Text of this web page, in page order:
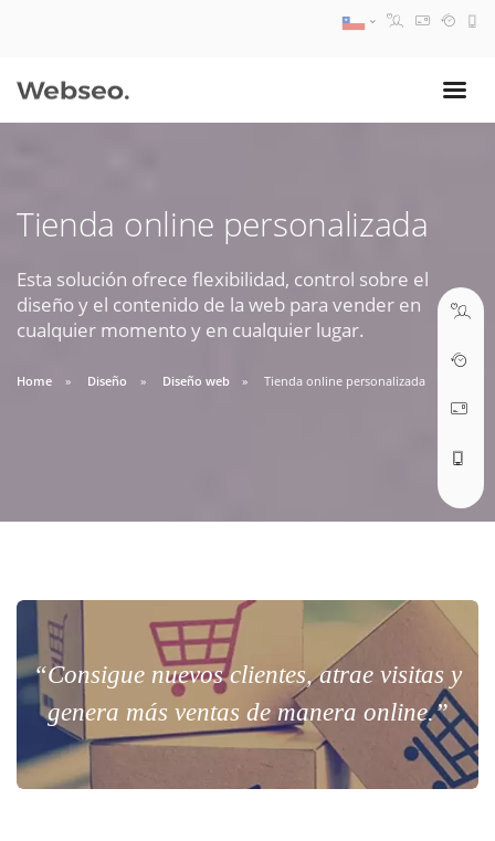
Tienda online personalizada
Esta solución ofrece flexibilidad, control sobre el
diseño y el contenido de la web para vender en
cualquier momento y en cualquier lugar.
Home Diseño Diseño web Tienda online personalizada
“Consigue nuevos clientes, atrae visitas y
genera más ventas de manera online.”
09:30 AM A 18:30 PM
soporte@webseo.cl
ABRIR TICKET